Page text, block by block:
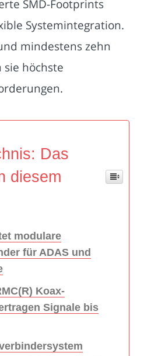
SMD-Footprints
Systemintegration.
mindestens zehn
sie höchste
Das
diesem
modulare
für ADAS und
Koax-
Signale bis